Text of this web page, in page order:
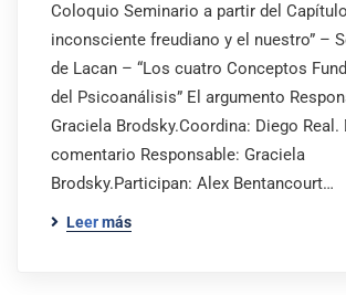
Coloquio Seminario a partir del Capítulo
inconsciente freudiano y el nuestro” –
de Lacan – “Los cuatro Conceptos
del Psicoanálisis” El argumento
Graciela Brodsky.Coordina: Diego Real.
comentario Responsable: Graciela
Brodsky.Participan: Alex Bentancourt…
Leer más